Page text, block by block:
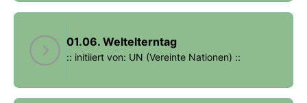
01.06. Weltelterntag
:: initiiert von: UN (Vereinte Nationen) ::